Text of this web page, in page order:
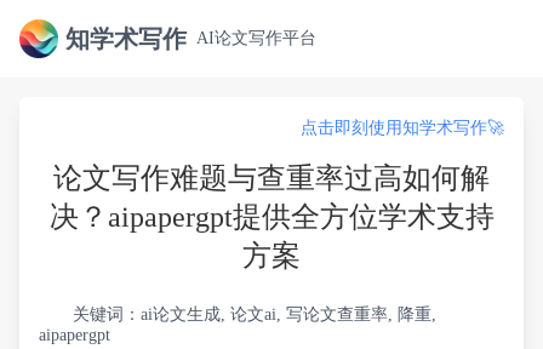
知学术写作 AI论文写作平台
点击即刻使用知学术写作🚀
论文写作难题与查重率过高如何解
决？aipapergpt提供全方位学术支持
方案
关键词：ai论文生成, 论文ai, 写论文查重率, 降重,
aipapergpt